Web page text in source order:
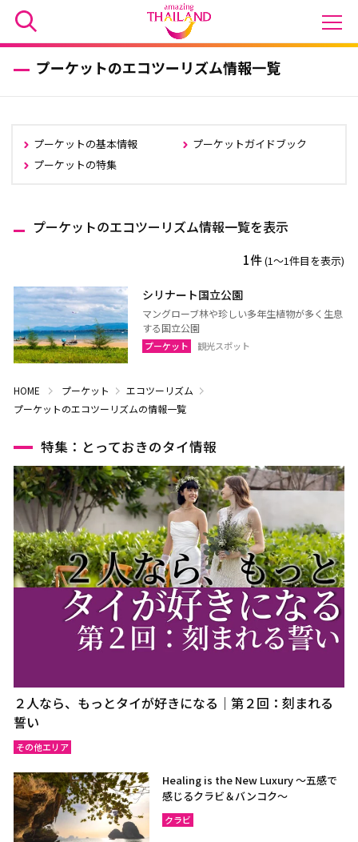
プーケットのエコツーリズム情報一覧
プーケットの基本情報
プーケットガイドブック
プーケットの特集
プーケットのエコツーリズム情報一覧を表示
1件(1〜1件目を表示)
シリナート国立公園
マングローブ林や珍しい多年生植物が多く生息
する国立公園
プーケット 観光スポット
HOME プーケット
エコツーリズム
プーケットのエコツーリズムの情報一覧
特集：とっておきのタイ情報
２人なら、もっとタイが好きになる｜第２回：刻まれる
誓い
その他エリア
Healing is the New Luxury ～五感で
感じるクラビ＆バンコク～
クラビ